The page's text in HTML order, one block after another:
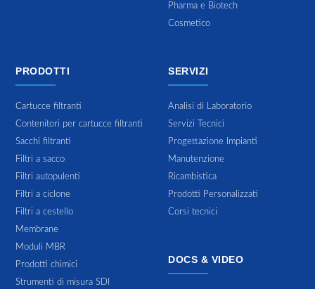
Pharma e Biotech
Cosmetico
PRODOTTI
Cartucce filtranti
Contenitori per cartucce filtranti
Sacchi filtranti
Filtri a sacco
Filtri autopulenti
Filtri a ciclone
Filtri a cestello
Membrane
Moduli MBR
Prodotti chimici
Strumenti di misura SDI
SERVIZI
Analisi di Laboratorio
Servizi Tecnici
Progettazione Impianti
Manutenzione
Ricambistica
Prodotti Personalizzati
Corsi tecnici
DOCS & VIDEO